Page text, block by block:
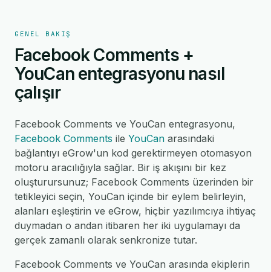
GENEL BAKIŞ
Facebook Comments +
YouCan entegrasyonu nasıl
çalışır
Facebook Comments ve YouCan entegrasyonu,
Facebook Comments ile YouCan arasındaki
bağlantıyı eGrow'un kod gerektirmeyen otomasyon
motoru aracılığıyla sağlar. Bir iş akışını bir kez
oluşturursunuz; Facebook Comments üzerinden bir
tetikleyici seçin, YouCan içinde bir eylem belirleyin,
alanları eşleştirin ve eGrow, hiçbir yazılımcıya ihtiyaç
duymadan o andan itibaren her iki uygulamayı da
gerçek zamanlı olarak senkronize tutar.
Facebook Comments ve YouCan arasında ekiplerin